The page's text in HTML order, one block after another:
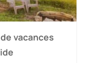
vacances